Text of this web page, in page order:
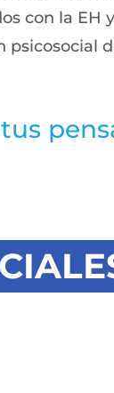
con la EH